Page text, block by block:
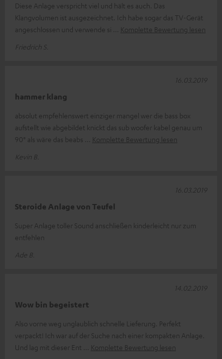
Diese Anlage verspricht viel und hält es auch. Das
Klangvolumen ist ausgezeichnet. Ich habe sogar das TV-Gerät
angeschlossen und verwende si
Komplette Bewertung lesen
Friedrich S.
hammer klang
absolut empfehlenswert einziger mangel wer die bass box
aufstellt wie abgebildet knickt das sub woofer kabel genau um
90° als wäre das beabs
Komplette Bewertung lesen
Kevin B.
16.03.2019
Steroide Anlage von Teufel
Super Anlage toller Sound anschließen kinderleicht nur zum
entfehlen
Ade B.
16.03.2019
Wow bin begeistert
Also vorne weg unglaublich schnelle Lieferung. Perfekt
verpackt! Ich war auf der Suche nach einer kompakten Anlage.
Und lag mit dieser Ent
Komplette Bewertung lesen
14.02.2019